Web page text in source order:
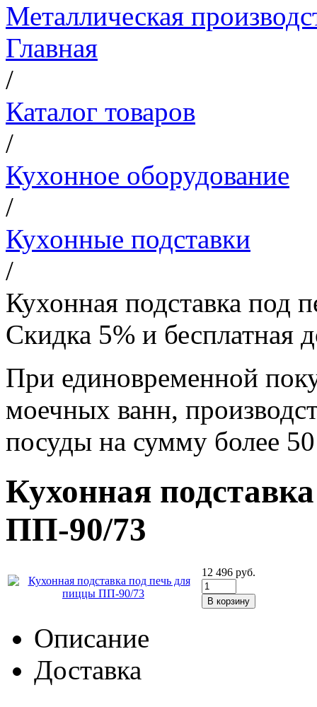
Металлическая
Главная
/
Каталог товаров
/
Кухонное оборудование
/
Кухонные подставки
/
Кухонная подставка
Скидка 5% и бесплатная
При единовременной
моечных ванн,
посуды на сумму более
Кухонная
ПП-90/73
12 496 руб.
Описание
Доставка